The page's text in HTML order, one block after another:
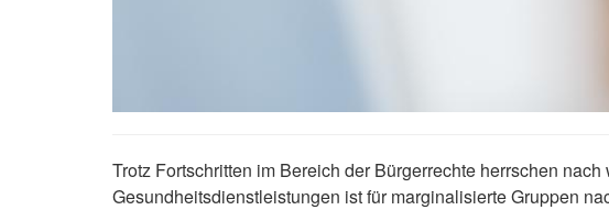
Trotz Fortschritten im Bereich der Bürgerrechte herrschen
Gesundheitsdienstleistungen ist für marginalisierte Gruppen